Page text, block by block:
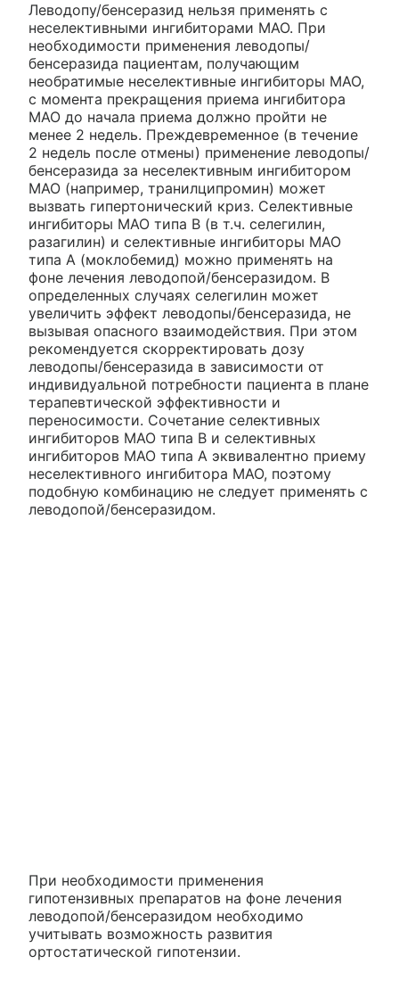
Леводопу/бенсеразид нельзя применять с
неселективными ингибиторами МАО. При
необходимости применения леводопы/
бенсеразида пациентам, получающим
необратимые неселективные ингибиторы МАО,
с момента прекращения приема ингибитора
МАО до начала приема должно пройти не
менее 2 недель. Преждевременное (в течение
2 недель после отмены) применение леводопы/
бенсеразида за неселективным ингибитором
МАО (например, транилципромин) может
вызвать гипертонический криз. Селективные
ингибиторы МАО типа В (в т.ч. селегилин,
разагилин) и селективные ингибиторы МАО
типа А (моклобемид) можно применять на
фоне лечения леводопой/бенсеразидом. В
определенных случаях селегилин может
увеличить эффект леводопы/бенсеразида, не
вызывая опасного взаимодействия. При этом
рекомендуется скорректировать дозу
леводопы/бенсеразида в зависимости от
индивидуальной потребности пациента в плане
терапевтической эффективности и
переносимости. Сочетание селективных
ингибиторов МАО типа В и селективных
ингибиторов МАО типа А эквивалентно приему
неселективного ингибитора МАО, поэтому
подобную комбинацию не следует применять с
леводопой/бенсеразидом.
При необходимости применения
гипотензивных препаратов на фоне лечения
леводопой/бенсеразидом необходимо
учитывать возможность развития
ортостатической гипотензии.